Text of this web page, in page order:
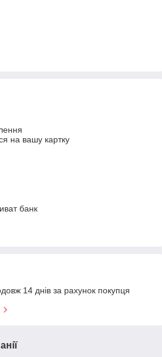
на вашу картку
банк
14 днів за рахунок покупця